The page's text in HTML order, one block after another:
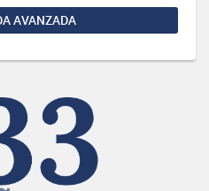
AVANZADA